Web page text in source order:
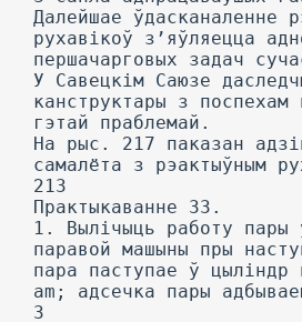
Далейшае ўдасканаленне
рухавікоў з’яўляецца
першачарговых задач
У Савецкім Саюзе
канструктары з поспехам
гэтай праблемай.
На рыс. 217 паказан
самалёта з рэактыўным
213
Практыкаванне 33.
1. Вылічыць работу пары
паравой машыны пры
пара паступае ў цыліндр
am; адсечка пары
3